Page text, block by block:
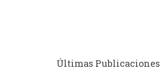
Últimas Publicaciones